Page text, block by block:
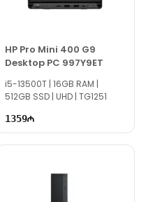
HP Pro Mini 400 G9
Desktop PC 997Y9ET
i5-13500T | 16GB RAM |
512GB SSD | UHD | TG1251
1359